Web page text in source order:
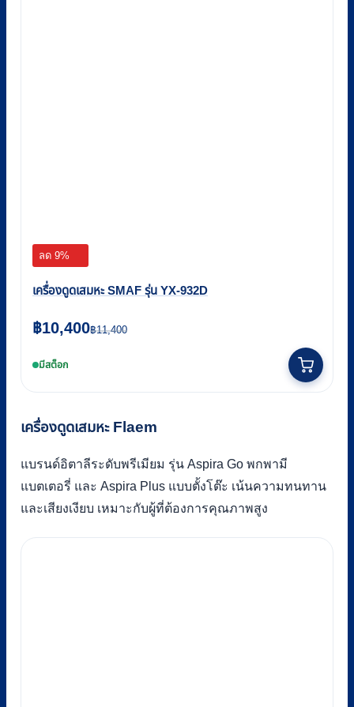
ลด 9%
เครื่องดูดเสมหะ SMAF รุ่น YX-932D
฿11,400
Original
was:
฿11,400.
฿10,400
Current
is:
฿10,400.
มีสต็อก
เครื่องดูดเสมหะ Flaem
แบรนด์อิตาลีระดับพรีเมียม รุ่น Aspira Go พกพามี
แบตเตอรี่ และ Aspira Plus แบบตั้งโต๊ะ เน้นความทนทาน
และเสียงเงียบ เหมาะกับผู้ที่ต้องการคุณภาพสูง